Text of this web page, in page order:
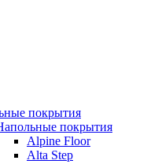
покрытия
покрытия
Alpine Floor
Alta Step